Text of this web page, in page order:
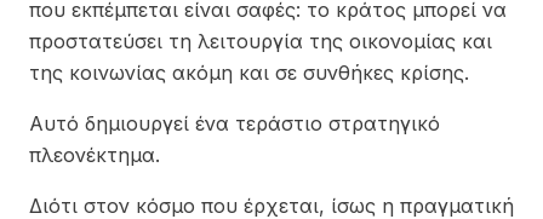
που εκπέμπεται είναι σαφές: το κράτος μπορεί να
προστατεύσει τη λειτουργία της οικονομίας και
της κοινωνίας ακόμη και σε συνθήκες κρίσης.
Αυτό δημιουργεί ένα τεράστιο στρατηγικό
πλεονέκτημα.
Διότι στον κόσμο που έρχεται, ίσως η πραγματική